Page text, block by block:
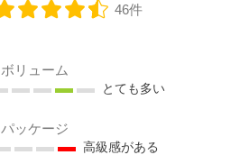
46件
ボリューム
とても多い
パッケージ
高級感がある